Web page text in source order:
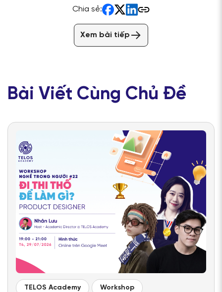
Chia sẻ:
Xem bài tiếp
Bài Viết Cùng Chủ Đề
TELOS Academy Workshop